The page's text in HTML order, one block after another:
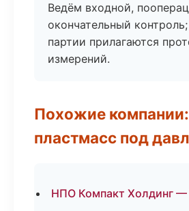
Ведём входной,
окончательный
партии прилагаются
измерений.
Похожие
пластмасс под
НПО Компакт Холдинг —